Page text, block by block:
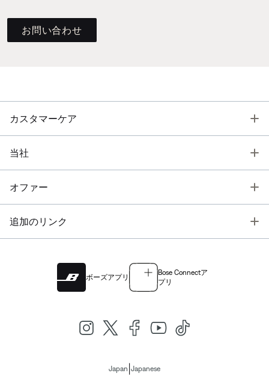
お問い合わせ
カスタマーケア
当社
オファー
追加のリンク
ボーズアプリ
Bose Connectア
プリ
Japan Japanese